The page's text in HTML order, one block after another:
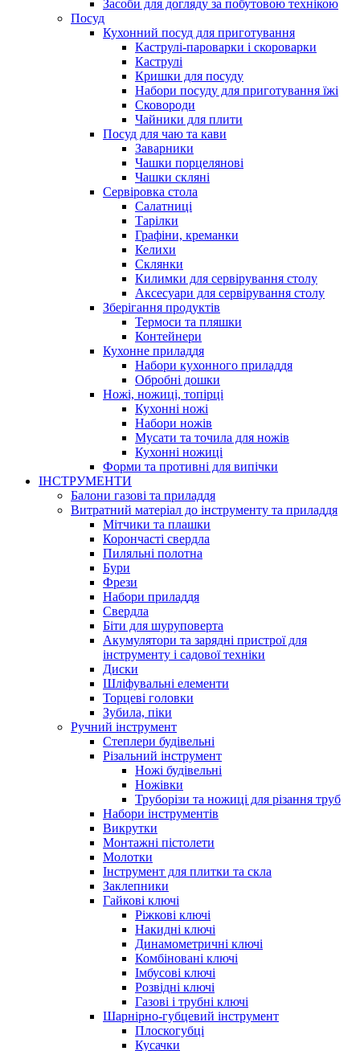
Засоби для догляду за побутовою технікою
Посуд
Кухонний посуд для приготування
Каструлі-пароварки і скороварки
Каструлі
Кришки для посуду
Набори посуду для приготування їжі
Сковороди
Чайники для плити
Посуд для чаю та кави
Заварники
Чашки порцелянові
Чашки скляні
Сервіровка стола
Салатниці
Тарілки
Графіни, креманки
Келихи
Склянки
Килимки для сервірування столу
Аксесуари для сервірування столу
Зберігання продуктів
Термоси та пляшки
Контейнери
Кухонне приладдя
Набори кухонного приладдя
Обробні дошки
Ножі, ножиці, топірці
Кухонні ножі
Набори ножів
Мусати та точила для ножів
Кухонні ножиці
Форми та противні для випічки
ІНСТРУМЕНТИ
Балони газові та приладдя
Витратний матеріал до інструменту та приладдя
Мітчики та плашки
Корончасті свердла
Пиляльні полотна
Бури
Фрези
Набори приладдя
Свердла
Біти для шуруповерта
Акумулятори та зарядні пристрої для
інструменту і садової техніки
Диски
Шліфувальні елементи
Торцеві головки
Зубила, піки
Ручний інструмент
Степлери будівельні
Різальний інструмент
Ножі будівельні
Ножівки
Труборізи та ножиці для різання труб
Набори інструментів
Викрутки
Монтажні пістолети
Молотки
Інструмент для плитки та скла
Заклепники
Гайкові ключі
Ріжкові ключі
Накидні ключі
Динамометричні ключі
Комбіновані ключі
Імбусові ключі
Розвідні ключі
Газові і трубні ключі
Шарнірно-губцевий інструмент
Плоскогубцi
Кусачки